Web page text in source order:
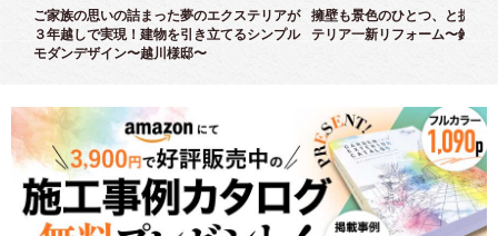
ご家族の思いの詰まった夢のエクステリアが
３年越しで実現！建物を引き立てるシンプル
モダンデザイン〜越川様邸〜
擁壁も景色のひとつ、と捉え
テリア一新リフォーム〜鈴木